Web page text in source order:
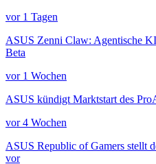
vor 1 Tagen
ASUS Zenni Claw: Agentische
Beta
vor 1 Wochen
ASUS kündigt Marktstart des
vor 4 Wochen
ASUS Republic of Gamers stellt
vor